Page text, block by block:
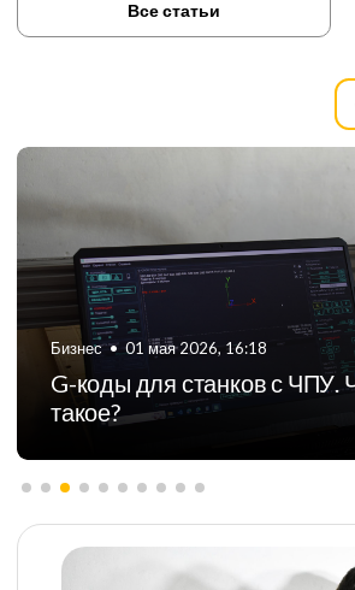
Все статьи
Бизнес • 06 августа 2024, 11:21
ТОП-5 российских
фрезерных станков с ЧПУ